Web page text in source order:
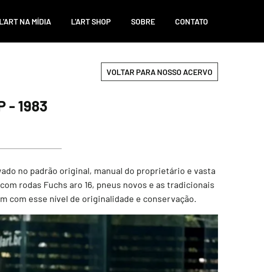
L'ART NA MÍDIA L'ART SHOP SOBRE CONTATO
VOLTAR PARA NOSSO ACERVO
- 1983
no padrão original, manual do proprietário e vasta
rodas Fuchs aro 16, pneus novos e as tradicionais
com esse nível de originalidade e conservação.